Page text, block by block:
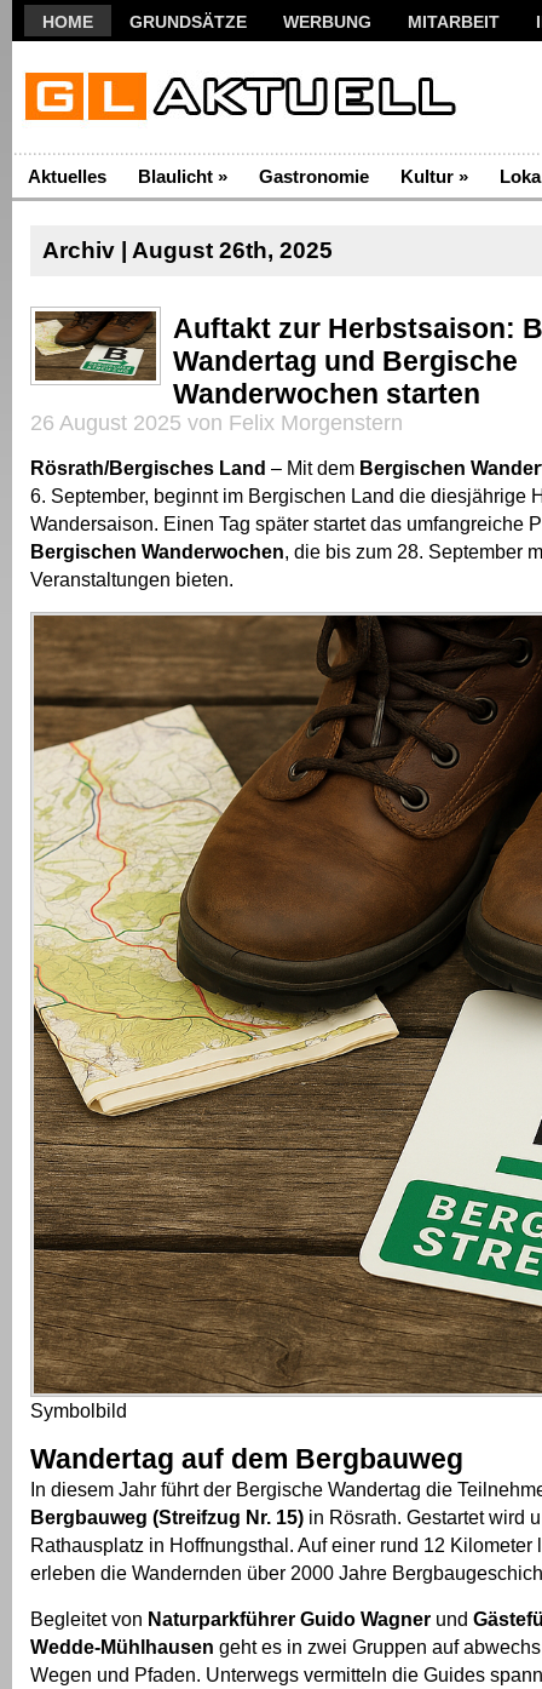
HOME GRUNDSÄTZE WERBUNG MITARBEIT
Aktuelles Blaulicht » Gastronomie Kultur »
Archiv | August 26th, 2025
Auftakt zur Herbstsaison:
Wandertag und Bergische
Wanderwochen starten
26 August 2025 von Felix Morgenstern
Rösrath/Bergisches Land – Mit dem Bergischen
6. September, beginnt im Bergischen Land die diesjährige
Wandersaison. Einen Tag später startet das umfangreiche
Bergischen Wanderwochen, die bis zum 28. September
Veranstaltungen bieten.
Symbolbild
Wandertag auf dem Bergbauweg
In diesem Jahr führt der Bergische Wandertag die
Bergbauweg (Streifzug Nr. 15) in Rösrath. Gestartet wird
Rathausplatz in Hoffnungsthal. Auf einer rund 12 Kilometer
erleben die Wandernden über 2000 Jahre
Begleitet von Naturparkführer Guido Wagner und
Wedde-Mühlhausen geht es in zwei Gruppen auf
Wegen und Pfaden. Unterwegs vermitteln die Guides